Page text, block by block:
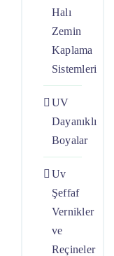
Halı
Zemin
Kaplama
Sistemleri
UV
Dayanıklı
Boyalar
Uv
Şeffaf
Vernikler
ve
Reçineler